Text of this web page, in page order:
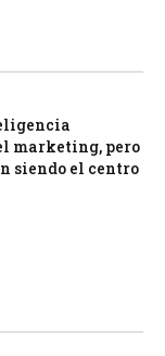
marketing, pero
siendo el centro